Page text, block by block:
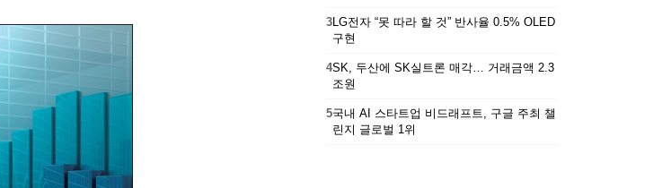
3LG전자 “못 따라 할 것” 반사율 0.5% OLED
구현
4SK, 두산에 SK실트론 매각… 거래금액 2.3
조원
5국내 AI 스타트업 비드래프트, 구글 주최 챌
린지 글로벌 1위